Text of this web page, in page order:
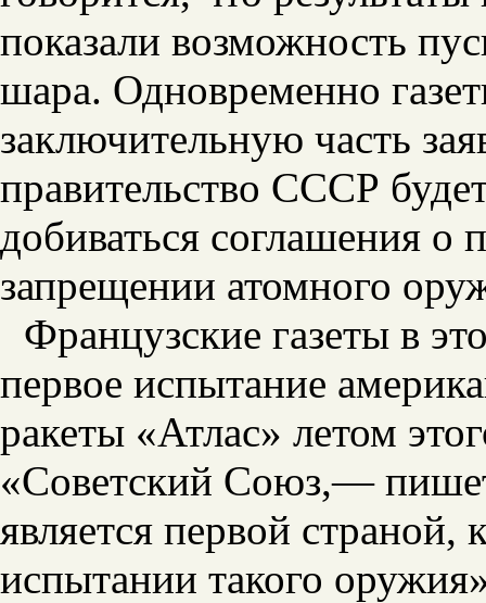
показали возможность
шара. Одновременно
заключительную часть
правительство СССР
добиваться соглашения
запрещении атомного
Французские газеты в
первое испытание
ракеты «Атлас» летом
«Советский Союз,—
является первой страной,
испытании такого